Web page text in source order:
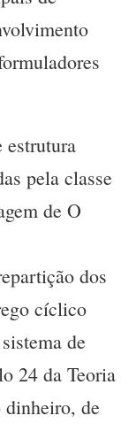
estrutura
pela classe
de O
dos
cíclico
de
24 da Teoria
dinheiro, de